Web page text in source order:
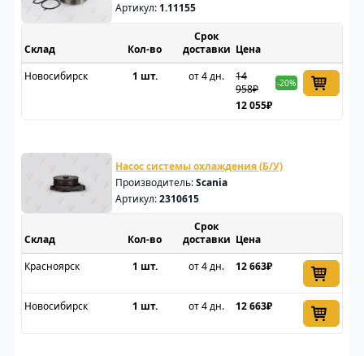
Артикул: 1.11155
Склад
Срок
доставки Цена
Новосибирск
1 шт. от 4 дн.
14
958₽
-20%
12 055₽
Насос системы охлаждения (Б/У)
Производитель:Scania
Артикул:2310615
Склад
Срок
доставки Цена
Красноярск
1 шт. от 4 дн. 12 663₽
Новосибирск 1 шт. от 4 дн. 12 663₽